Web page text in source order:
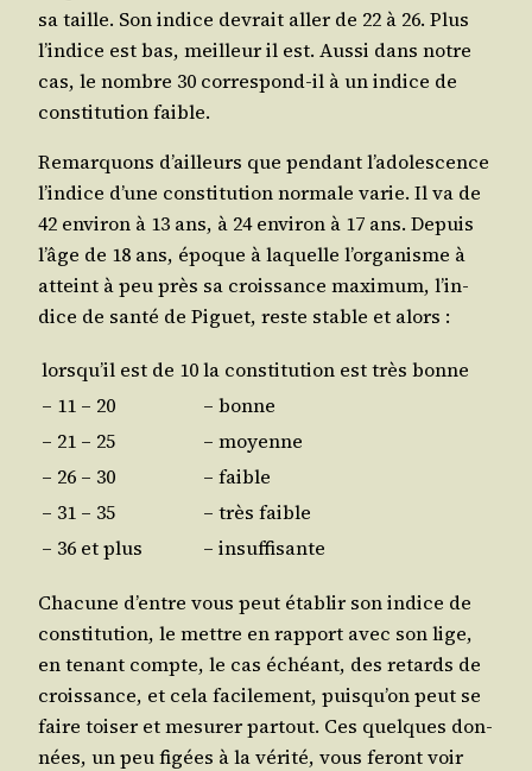
sa taille. Son indice devrait aller de 22 à 26. Plus
l’in­dice est bas, meilleur il est. Aus­si dans notre
cas, le nombre 30 cor­res­pond-il à un indice de
consti­tu­tion faible.
Remar­quons d’ailleurs que pen­dant l’a­do­les­cence
l’in­dice d’une consti­tu­tion nor­male varie. Il va de
42 envi­ron à 13 ans, à 24 envi­ron à 17 ans. Depuis
l’âge de 18 ans, époque à laquelle l’or­ga­nisme à
atteint à peu près sa crois­sance maxi­mum, l’in­
dice de san­té de Piguet, reste stable et alors :
lors­qu’il est de 10la consti­tu­tion est très bonne
– 11 – 20
– bonne
– 21 – 25
– moyenne
– 26 – 30
– faible
– 31 – 35
– très faible
– 36 et plus
– insuffisante
Cha­cune d’entre vous peut éta­blir son indice de
consti­tu­tion, le mettre en rap­port avec son lige,
en tenant compte, le cas échéant, des retards de
crois­sance, et cela faci­le­ment, puis­qu’on peut se
faire toi­ser et mesu­rer par­tout. Ces quelques don­
nées, un peu figées à la véri­té, vous feront voir